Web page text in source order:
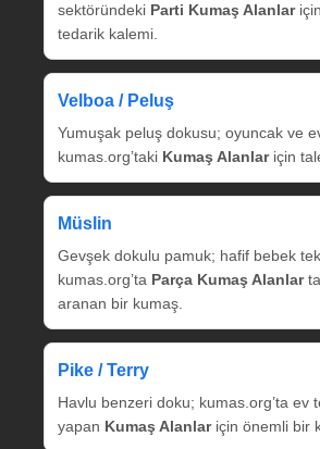
sektöründeki Parti Kumaş Alanlar
tedarik kalemi.
Velboa / Peluş
Yumuşak peluş dokusu; oyuncak ve
kumas.org’taki Kumaş Alanlariçin
Müslin
Gevşek dokulu pamuk; hafif bebek
kumas.org’ta Parça Kumaş Alanlar
aranan bir kumaş.
Pike / Terry
Havlu benzeri doku; kumas.org’ta ev
yapan Kumaş Alanlariçin önemli bir